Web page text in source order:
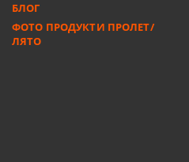
БЛОГ
ФОТО ПРОДУКТИ ПРОЛЕТ/
ЛЯТО